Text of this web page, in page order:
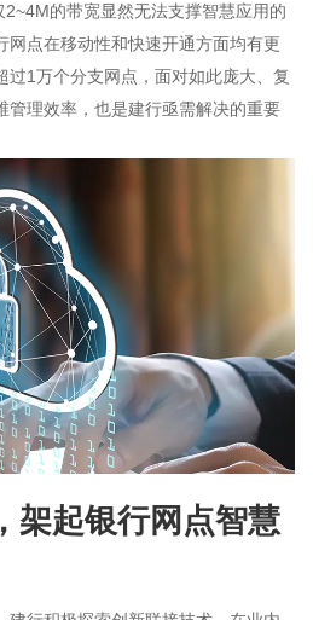
的带宽显然无法支撑智慧应用的
网点在移动性和快速开通方面均有更
过1万个分支网点，面对如此庞大、复
管理效率，也是建行亟需解决的重要
架起银行网点智慧